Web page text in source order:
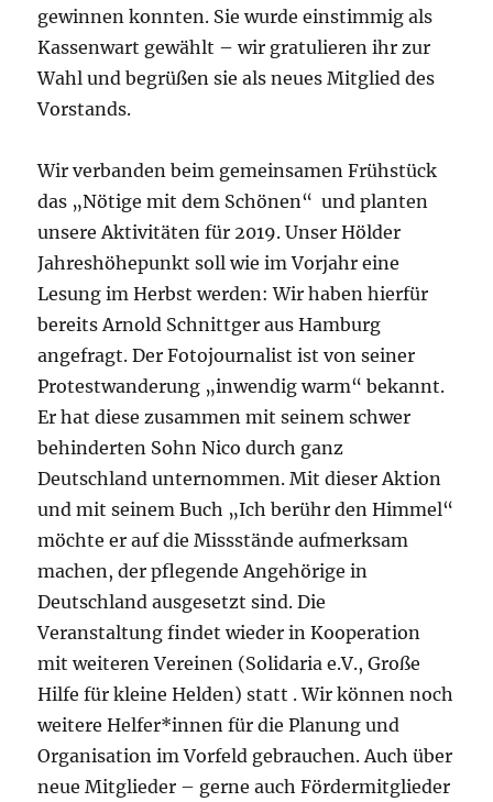
gewinnen konnten. Sie wurde einstimmig als
Kassenwart gewählt – wir gratulieren ihr zur
Wahl und begrüßen sie als neues Mitglied des
Vorstands.
Wir verbanden beim gemeinsamen Frühstück
das „Nötige mit dem Schönen“ und planten
unsere Aktivitäten für 2019. Unser Hölder
Jahreshöhepunkt soll wie im Vorjahr eine
Lesung im Herbst werden: Wir haben hierfür
bereits Arnold Schnittger aus Hamburg
angefragt. Der Fotojournalist ist von seiner
Protestwanderung „inwendig warm“ bekannt.
Er hat diese zusammen mit seinem schwer
behinderten Sohn Nico durch ganz
Deutschland unternommen. Mit dieser Aktion
und mit seinem Buch „Ich berühr den Himmel“
möchte er auf die Missstände aufmerksam
machen, der pflegende Angehörige in
Deutschland ausgesetzt sind. Die
Veranstaltung findet wieder in Kooperation
mit weiteren Vereinen (Solidaria e.V., Große
Hilfe für kleine Helden) statt . Wir können noch
weitere Helfer*innen für die Planung und
Organisation im Vorfeld gebrauchen. Auch über
neue Mitglieder – gerne auch Fördermitglieder